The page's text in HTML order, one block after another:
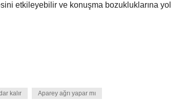
etkileyebilir ve konuşma bozukluklarına yol
kalır Aparey ağrı yapar mı